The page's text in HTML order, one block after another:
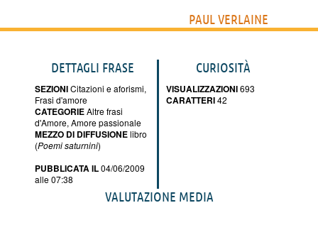
PAUL VERLAINE
DETTAGLI FRASE
SEZIONICitazioni e aforismi,
Frasi d'amore
CATEGORIEAltre frasi
d'Amore, Amore passionale
MEZZO DI DIFFUSIONElibro
(Poemi saturnini)
PUBBLICATA IL04/06/2009
alle 07:38
CURIOSITÀ
VISUALIZZAZIONI693
CARATTERI42
VALUTAZIONE MEDIA